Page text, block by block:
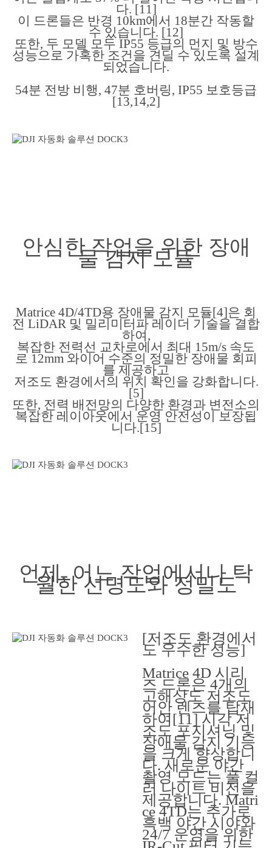
다. [11]
이 드론들은 반경 10km에서 18분간 작동할
수 있습니다. [12]
또한, 두 모델 모두 IP55 등급의 먼지 및 방수
성능으로 가혹한 조건을 견딜 수 있도록 설계
되었습니다.
54분 전방 비행, 47분 호버링, IP55 보호등급
[13,14,2]
안심한 작업을 위한 장애
물 감지 모듈
Matrice 4D/4TD용 장애물 감지 모듈[4]은 회
전 LiDAR 및 밀리미터파 레이더 기술을 결합
하여,
복잡한 전력선 교차로에서 최대 15m/s 속도
로 12mm 와이어 수준의 정밀한 장애물 회피
를 제공하고
저조도 환경에서의 위치 확인을 강화합니다.
[5]
또한, 전력 배전망의 다양한 환경과 변전소의
복잡한 레이아웃에서 운영 안전성이 보장됩
니다.[15]
언제, 어느 작업에서나 탁
월한 선명도와 정밀도
[저조도 환경에서
도 우수한 성능]
Matrice 4D 시리
즈 드론은 4개의
고해상도 저조도
어안 렌즈를 탑재
하여[11] 시각 저
조도 포지셔닝 및
장애물 감지 기능
을 크게 향상합니
다. 새로운 야간
촬영 모드는 풀 컬
러 나이트 비전을
제공합니다. Matri
ce 4TD는 추가로
흑백 야간 시야와
24/7 운영을 위한